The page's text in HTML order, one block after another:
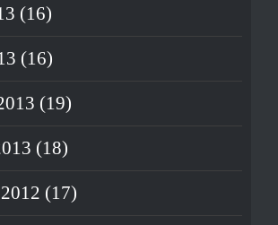
(16)
(16)
(19)
(18)
(17)